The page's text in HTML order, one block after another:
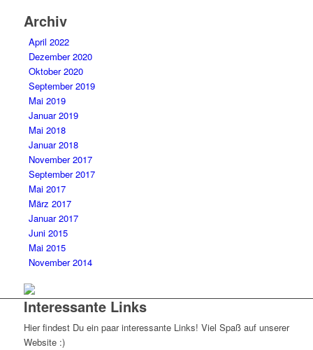
Archiv
April 2022
Dezember 2020
Oktober 2020
September 2019
Mai 2019
Januar 2019
Mai 2018
Januar 2018
November 2017
September 2017
Mai 2017
März 2017
Januar 2017
Juni 2015
Mai 2015
November 2014
Interessante Links
Hier findest Du ein paar interessante Links! Viel Spaß auf unserer
Website :)